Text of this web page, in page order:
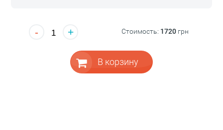
- + Стоимость: 1720 грн
В корзину